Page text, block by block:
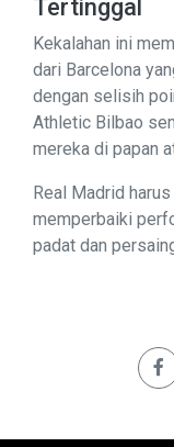
Tertinggal
Kekalahan ini
dari Barcelona
dengan selisih
Athletic Bilbao
mereka di papan
Real Madrid
memperbaiki
padat dan